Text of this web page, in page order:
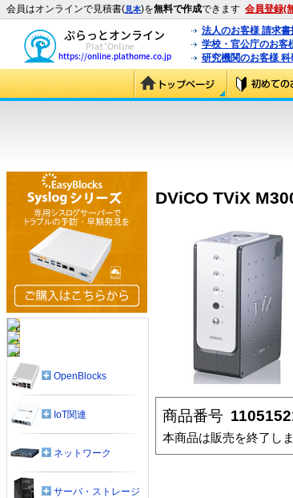
会員はオンラインで見積書(見本)を無料で作成できます 会員登録(
法人のお客様 請求
学校・官公庁のお客
研究機関のお客様
DViCO TViX
商品番号
本商品は販売を終了し
OpenBlocks
IoT関連
ネットワーク
サーバ・ストレージ